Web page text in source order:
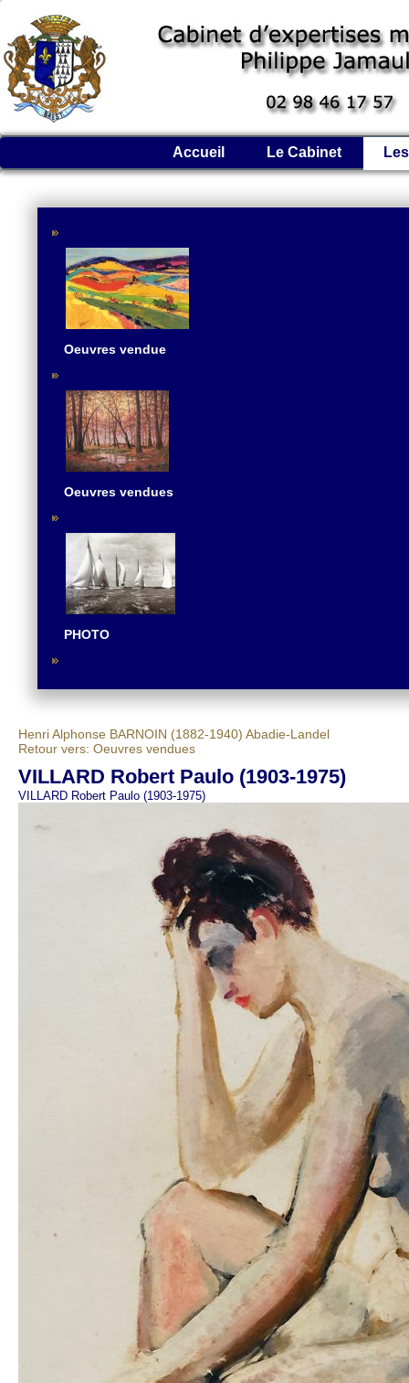
Accueil Le Cabinet
Oeuvres vendue
Oeuvres vendues
PHOTO
Henri Alphonse BARNOIN (1882-1940) Abadie-Landel
Retour vers: Oeuvres vendues
VILLARD Robert Paulo (1903-1975)
VILLARD Robert Paulo (1903-1975)